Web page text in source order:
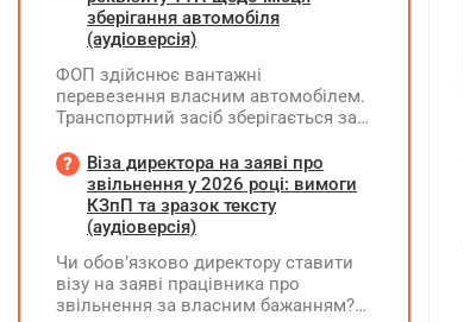
зберігання автомобіля
(аудіоверсія)
ФОП здійснює вантажні
перевезення власним автомобілем.
Транспортний засіб зберігається за
перевізника, договір оренди гаража
чи стоянки відсутній. Яку адресу
слід зазначати у новому реквізиті
ТТН «Місце, де зберігається
оформлення договору на місце
стоянки?
Віза директора на заяві про
звільнення у 2026 році: вимоги
КЗпП та зразок тексту
(аудіоверсія)
Чи обов’язково директору ставити
візу на заяві працівника про
звільнення за власним бажанням?